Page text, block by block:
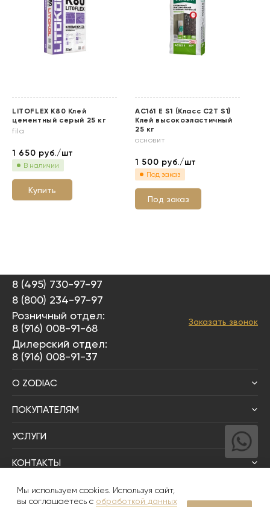
LITOFLEX K80 Клей
цементный серый 25 кг
fila
1 650 руб./шт
В наличии
Купить
АС161 Е S1 (Класс C2T S1)
Клей высокоэластичный
25 кг
основит
1 500 руб./шт
Под заказ
Под заказ
8 (495) 730-97-97
8 (800) 234-97-97
Розничный отдел:
8 (916) 008-91-68
Дилерский отдел:
8 (916) 008-91-37
Заказать звонок
О ZODIAC
ПОКУПАТЕЛЯМ
УСЛУГИ
КОНТАКТЫ
Написать директору
Мы используем cookies. Используя сайт,
вы соглашаетесь с обработкой данных